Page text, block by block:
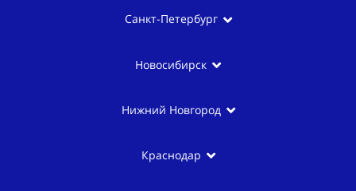
Санкт-Петербург
Новосибирск
Нижний Новгород
Краснодар